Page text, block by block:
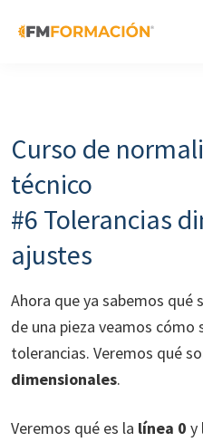
mecánica
Curso de
técnico
#6 Tolerancias
ajustes
Ahora que ya sabemos qué
de una pieza veamos cómo
tolerancias. Veremos qué
dimensionales.
Veremos qué es la línea 0 y